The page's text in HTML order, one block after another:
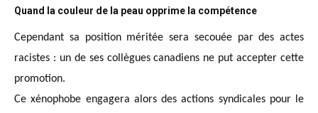
Quand la couleur de la peau opprime la compétence
Cependant sa position méritée sera secouée par des actes
racistes : un de ses collègues canadiens ne put accepter cette
promotion.
Ce xénophobe engagera alors des actions syndicales pour le